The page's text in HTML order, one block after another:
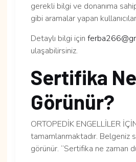
gerekli bilgi ve donanıma
gibi aramalar yapan
Detaylı bilgi için
ulaşabilirsiniz.
Sertifika
Görünür?
ORTOPEDİK ENGELLİLER
tamamlanmaktadır.
görünür. “Sertifika ne zaman